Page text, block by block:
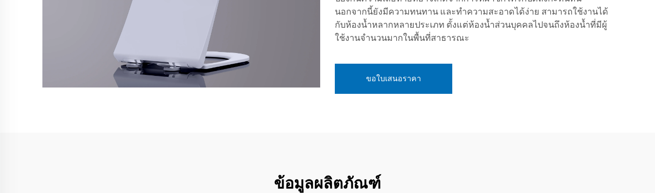
นอกจากนี้ยังมีความทนทาน และทำความสะอาดได้ง่าย สามารถใช้งานได้
กับห้องน้ำหลากหลายประเภท ตั้งแต่ห้องน้ำส่วนบุคคลไปจนถึงห้องน้ำที่มีผู้
ใช้งานจำนวนมากในพื้นที่สาธารณะ
ขอใบเสนอราคา
ข้อมูลผลิตภัณฑ์